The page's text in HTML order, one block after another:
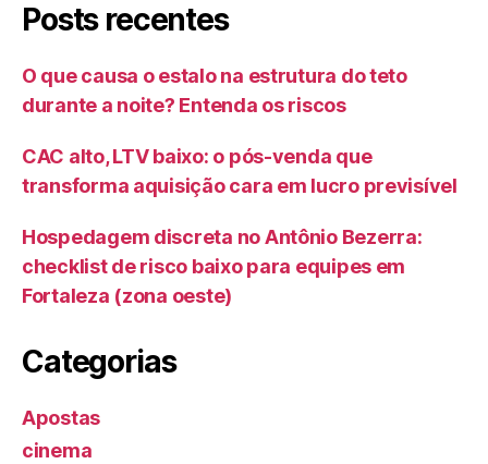
Posts recentes
O que causa o estalo na estrutura do teto
durante a noite? Entenda os riscos
CAC alto, LTV baixo: o pós-venda que
transforma aquisição cara em lucro previsível
Hospedagem discreta no Antônio Bezerra:
checklist de risco baixo para equipes em
Fortaleza (zona oeste)
Categorias
Apostas
cinema